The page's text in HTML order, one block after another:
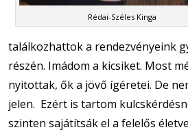
Rédai-Széles Kinga
találkozhattok a rendezvényeink
részén. Imádom a kicsiket. Most
nyitottak, ők a jövő ígéretei. De
jelen. Ezért is tartom
szinten sajátítsák el a felelős